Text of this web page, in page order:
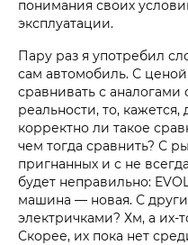
понимания своих
эксплуатации.
Пару раз я употребил
сам автомобиль. С
сравнивать с
реальности, то,
корректно ли такое
чем тогда сравнить? С
пригнанных и с не
будет неправильно:
машина — новая. С
электричками? Хм, а их-
Скорее, их пока нет